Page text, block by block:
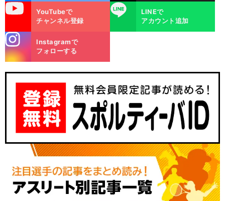
YouTubeで
チャンネル登録
LINE
LINEで
アカウント追加
m
Instagramで
フォローする